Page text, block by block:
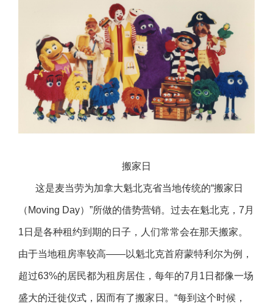
搬家日
这是麦当劳为加拿大魁北克省当地传统的“搬家日
（Moving Day）”所做的借势营销。过去在魁北克，7月
1日是各种租约到期的日子，人们常常会在那天搬家。
由于当地租房率较高——以魁北克首府蒙特利尔为例，
超过63%的居民都为租房居住，每年的7月1日都像一场
盛大的迁徙仪式，因而有了搬家日。“每到这个时候，